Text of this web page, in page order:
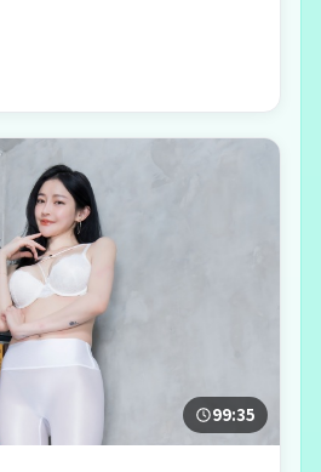
99:35